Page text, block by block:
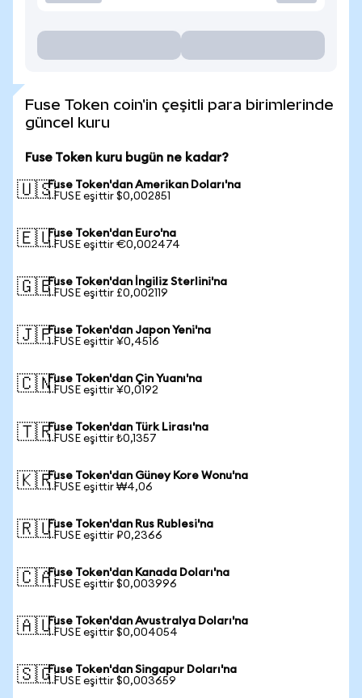
Fuse Token coin'in çeşitli para birimlerinde
güncel kuru
Fuse Token kuru bugün ne kadar?
🇺🇸Fuse Token'dan Amerikan Doları'na
1 FUSE eşittir $0,002851
🇪🇺Fuse Token'dan Euro'na
1 FUSE eşittir €0,002474
🇬🇧Fuse Token'dan İngiliz Sterlini'na
1 FUSE eşittir £0,002119
🇯🇵Fuse Token'dan Japon Yeni'na
1 FUSE eşittir ¥0,4516
🇨🇳Fuse Token'dan Çin Yuanı'na
1 FUSE eşittir ¥0,0192
🇹🇷Fuse Token'dan Türk Lirası'na
1 FUSE eşittir ₺0,1357
🇰🇷Fuse Token'dan Güney Kore Wonu'na
1 FUSE eşittir ₩4,06
🇷🇺Fuse Token'dan Rus Rublesi'na
1 FUSE eşittir ₽0,2366
🇨🇦Fuse Token'dan Kanada Doları'na
1 FUSE eşittir $0,003996
🇦🇺Fuse Token'dan Avustralya Doları'na
1 FUSE eşittir $0,004054
🇸🇬Fuse Token'dan Singapur Doları'na
1 FUSE eşittir $0,003659